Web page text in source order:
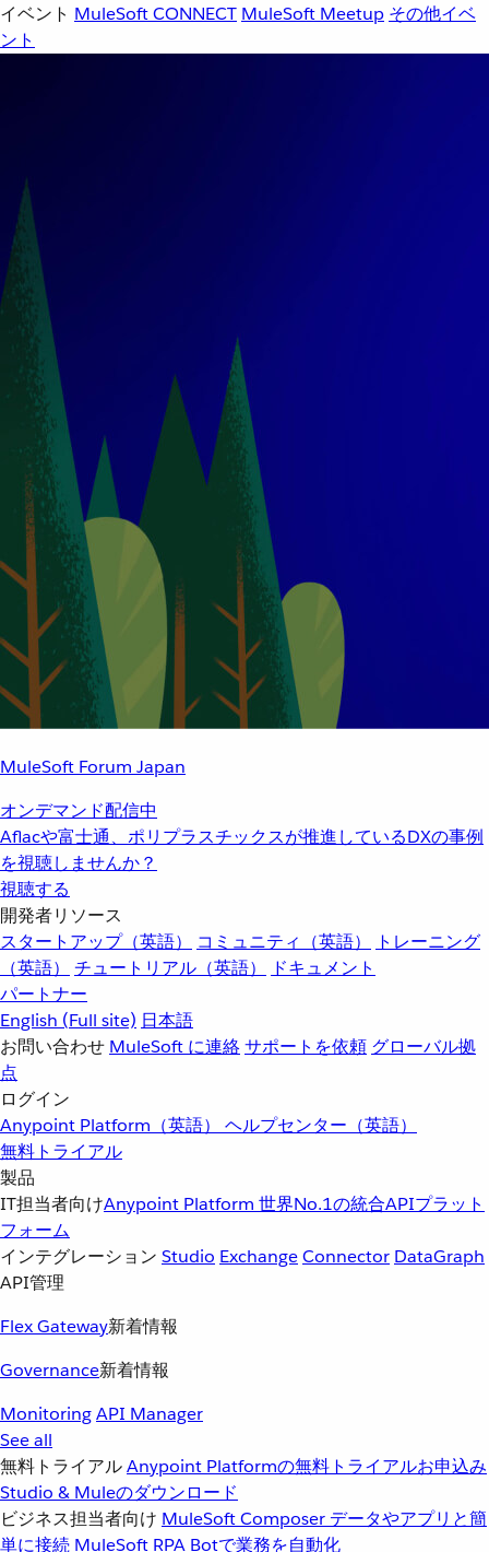
イベント MuleSoft CONNECT MuleSoft Meetup その他イベ
ント
MuleSoft Forum Japan
オンデマンド配信中
Aflacや富士通、ポリプラスチックスが推進しているDXの事例
を視聴しませんか？
視聴する
開発者リソース
スタートアップ（英語）
コミュニティ（英語）
トレーニング
（英語）
チュートリアル（英語）
ドキュメント
パートナー
English (Full site) 日本語
お問い合わせ MuleSoft に連絡サポートを依頼 グローバル拠
点
ログイン
Anypoint Platform（英語） ヘルプセンター（英語）
無料トライアル
製品
IT担当者向けAnypoint Platform 世界No.1の統合APIプラット
フォーム
インテグレーション Studio ExchangeConnector DataGraph
API管理
Flex Gateway新着情報
Governance新着情報
MonitoringAPI Manager
See all
無料トライアルAnypoint Platformの無料トライアルお申込み
Studio & Muleのダウンロード
ビジネス担当者向け MuleSoft Composer データやアプリと簡
単に接続 MuleSoft RPA Botで業務を自動化